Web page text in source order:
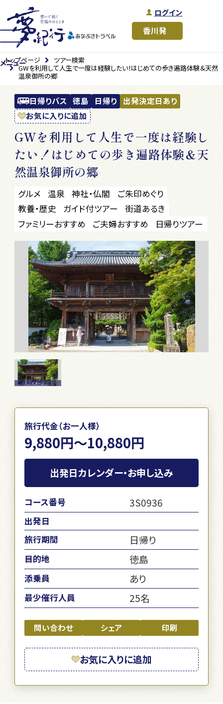
ログイン
メニュー
トップページ
ツアー検索
GWを利用して人生で一度は経験したい！はじめての歩き遍路体験＆天然
温泉御所の郷
日帰りバス 徳島 日帰り
出発決定日あり
お気に入りに追加
GWを利用して人生で一度は経験し
たい！はじめての歩き遍路体験＆天
然温泉御所の郷
グルメ 温泉 神社・仏閣
ご朱印めぐり
教養・歴史
ガイド付ツアー
街道あるき
ファミリーおすすめ
ご夫婦おすすめ 日帰りツアー
イメージ
旅行代金（お一人様）
9,880円～10,880円
出発日カレンダー・お申し込み
コース番号 3S0936
出発日
旅行期間
日帰り
目的地 徳島
添乗員 あり
最少催行人員 25名
問い合わせ シェア 印刷
お気に入りに追加